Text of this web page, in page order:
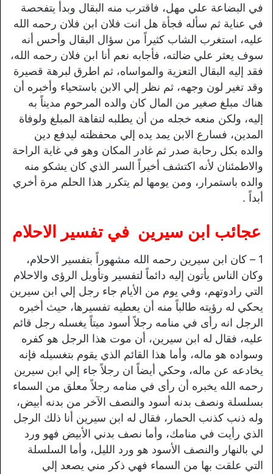
في البضاعة علي مهل، فاقترب منه البقال وبدأ يتفحصة
في عناية ثم سأله فجأة هل انت فلان ابن فلان رحمه الله
عليه، استغرب الشاب كثيراً من سؤال البقال وأحس أنه
سوف يعثر علي ضالته، فأجابه نعم أنا ابن فلان رحمه الله،
فقد إليه البقال التعزية والمواساه، ثم اطرق لبرهة قصيرة
وقد تغير لون وجهه، ثم نظر إلي الابن باستحياء وأخبره أن
هناك مبلغ صغير من المال كان والده المرحوم مديناً به
إليه، ولكن منعه خجله من أن يطلبه لتفاهة المبلغ ولوفاة
المدين، فسارع الابن يمد يده إلي محفظته ليدفع دين
والده بكل رحابة صدر ثم غادر المكان وهو في غاية الراحة
والاطمئنان لأنه اكتشف أخيراً السر الذي كان يشكو منه
والده باستمرار، ومن يومها لم يتكرر هذا الحلم مرة أخري
أبداً .
عجائب ابن سيرين في تفسير الاحلام
1 – كان ابن سيرين رحمه الله مشهوراً بتفسير الاحلام،
وكان الناس يأتون إليه دائماً لتفسير وتأويل الرؤى والاحلام
التي رادوتهم، وفي يوم من الأيام جاء رجل إلي ابن سيرين
يحكي له رؤيته طالباً منه أن يعطيه تفسيرها، حيث أخبره
الرجل انه رأى في منامه رجلاً أسود ميتاً يغسله رجل قائم
عليه، فقال له ابن سيرين، أن موت هذا الرجل هو كفره
وسواده هو ماله، وأما هذا القائم الذي يقوم بتغسيله فإنه
يخادعه عن ماله، وحكي أيضاً ان رجلاً جاء إلي ابن سيرين
رحمه الله يخبره أن رأى في منامه رجلاً معلق من السماء
بسلسلة ونصف بدنه أسود والنصف الآخر من بدنه أبيض،
وله ذنب كذنب الحمار، فقال له ابن سيرين أنا ذلك الرجل
الذي رأيت في منامك، وأما نصف بدني الأبيض فهو ورد
لي بالنهار والنصف الأسود هو ورد الليل، وأما السلسلة
التي علقت بها من السماء فهي ذكر مني يصعد إلي